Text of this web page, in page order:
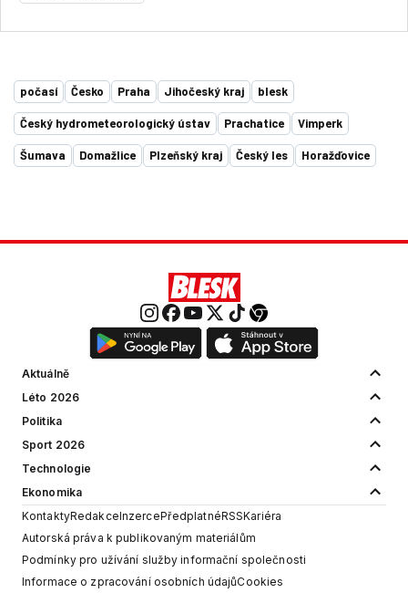
počasí Česko Praha Jihočeský kraj blesk
Český hydrometeorologický ústav Prachatice Vimperk
Šumava Domažlice Plzeňský kraj Český les Horažďovice
Aktuálně
Léto 2026
Politika
Sport 2026
Technologie
Ekonomika
KontaktyRedakceInzercePředplatnéRSSKariéra
Autorská práva k publikovaným materiálům
Podmínky pro užívání služby informační společnosti
Informace o zpracování osobních údajůCookies